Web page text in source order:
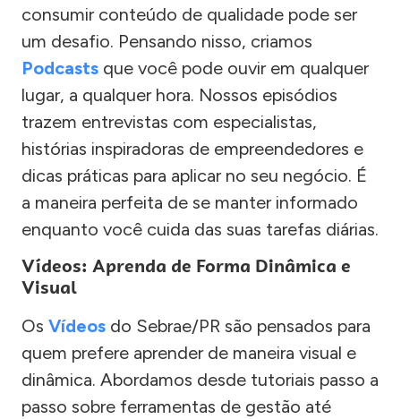
consumir conteúdo de qualidade pode ser
um desafio. Pensando nisso, criamos
Podcasts que você pode ouvir em qualquer
lugar, a qualquer hora. Nossos episódios
trazem entrevistas com especialistas,
histórias inspiradoras de empreendedores e
dicas práticas para aplicar no seu negócio. É
a maneira perfeita de se manter informado
enquanto você cuida das suas tarefas diárias.
Vídeos: Aprenda de Forma Dinâmica e
Visual
Os Vídeos do Sebrae/PR são pensados para
quem prefere aprender de maneira visual e
dinâmica. Abordamos desde tutoriais passo a
passo sobre ferramentas de gestão até